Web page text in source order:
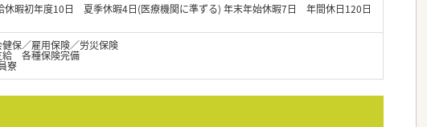
休暇初年度10日 夏季休暇4日(医療機関に準ずる) 年末年始休暇7日 年間休日120日
保／雇用保険／労災保険
給 各種保険完備
寮